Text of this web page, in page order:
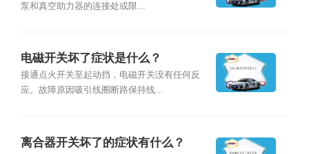
泵和真空助力器的连接处或限...
电磁开关坏了症状是什么？
接通点火开关至起动挡，电磁开关没有任何反
应。故障原因吸引线圈断路保持线...
离合器开关坏了的症状有什么？